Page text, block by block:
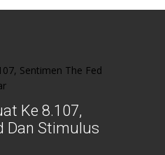
Ke 8.107,
Dan Stimulus